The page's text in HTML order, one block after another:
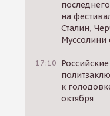
на
Сталин,
Муссолини
17:10 Российские
к
октября